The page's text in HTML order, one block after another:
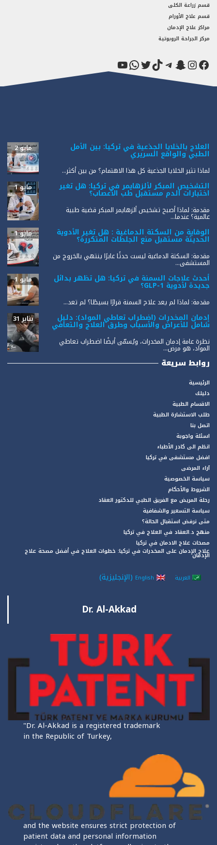
قسم زراعة الكلى
قسم علاج الأورام
مراكز علاج الإدمان
مركز الجراحة الروبوتية
فيسبوك
إنستجرام
سناب شاتتيليجرام
تيك توكتويترواتساب
يوتيوب
العلاج بالخلايا الجذعية في تركيا: بين الأمل
الطبي والواقع السريري
مايو 2
لماذا تثير الخلايا الجذعية كل هذا الاهتمام؟ من بين أكثر...
التشخيص المبكر لألزهايمر في تركيا: هل تغير
اختبارات الدم مستقبل طب الأعصاب؟
مايو 1
مقدمة: لماذا أصبح تشخيص ألزهايمر المبكر قضية طبية
عالمية؟ عندما...
الوقاية من السكتة الدماغية : هل تغير الأدوية
الحديثة مستقبل منع الجلطات المتكررة؟
مايو 1
مقدمة: السكتة الدماغية ليست حدثًا عابرًا ينتهي بالخروج من
المستشفى...
أحدث علاجات السمنة في تركيا: هل تظهر بدائل
جديدة لأدوية GLP-1؟
مايو 1
مقدمة: لماذا لم يعد علاج السمنة قرارًا بسيطًا؟ لم تعد...
إدمان المخدرات (اضطراب تعاطي المواد): دليل
شامل للأعراض والأسباب وطرق العلاج والتعافي
يناير 31
نظرة عامة إدمان المخدرات، ويُسمّى أيضًا اضطراب تعاطي
المواد، هو مرض...
روابط سريعة
الرئيسية
دليلك
الاقسام الطبية
طلب الاستشارة الطبية
اتصل بنا
اسئلة واجوبة
انظم الى كادر الأطباء
افضل مستشفى في تركيا
آراء المرضى
سياسة الخصوصية
الشروط والأحكام
رحلة المريض مع الفريق الطبي للدكتور العقاد
سياسة التسعير والشفافية
متى نرفض استقبال الحالة؟
منهج د.العقاد في العلاج في تركيا
مصحات علاج الادمان في تركيا
علاج الإدمان على المخدرات في تركيا: خطوات العلاج في أفضل مصحة علاج
الإدمان
العربية English
(الإنجليزية)
Dr. Al-Akkad
"Dr. Al-Akkad is a registered trademark
in the Republic of Turkey,
and the website ensures strict protection of
patient data and personal information